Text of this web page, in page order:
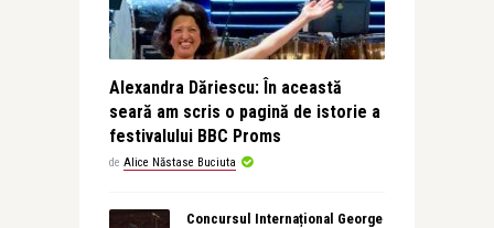
Alexandra Dăriescu: În această
seară am scris o pagină de istorie a
festivalului BBC Proms
de Alice Năstase Buciuta
Concursul Internațional George